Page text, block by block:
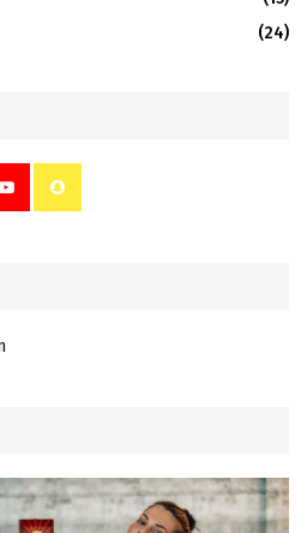
(24)